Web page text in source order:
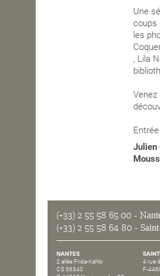
Une
coups
les
, Lila
Julien
(+33) 2 55 58 65 00 -
(+33) 2 55 58 64 80 -
NANTES
2 allée Frida-Kahlo
CS 56340
4 rue
F-